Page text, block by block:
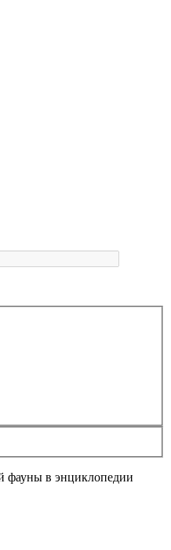
фауны в энциклопедии